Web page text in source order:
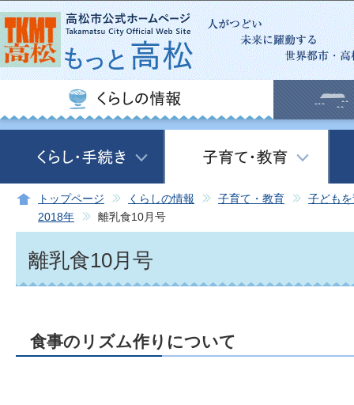
この
トップページ くらしの情報 子育て・教育
子ども
2018年
離乳食10月号
離乳食10月号
食事のリズム作りについて